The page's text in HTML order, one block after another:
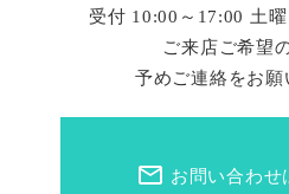
mail_outline お問い合わせ
受付 10:00～17:00 土
ご来店ご希望
予めご連絡をお願